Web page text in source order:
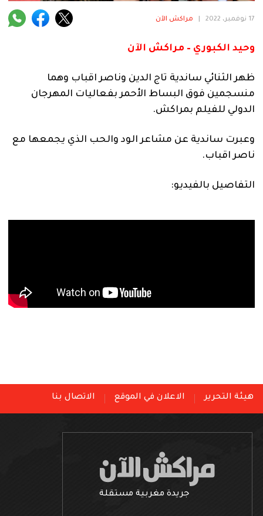
منوعة
آراء
17 نوفمبر، 2022 مراكش الآن
وحيد الكبوري – مراكش الآن
ظهر الثنائي ساندية تاج الدين وناصر اقباب وهما
منسجمين فوق البساط الأحمر بفعاليات المهرجان
الدولي للفيلم بمراكش.
وعبرت ساندية عن مشاعر الود والحب الذي يجمعها مع
ناصر اقباب.
التفاصيل بالفيديو:
هيئة التحرير الاعلان في الموقع الاتصال بنا
جريدة مغربية مستقلة